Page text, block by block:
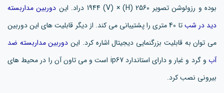
بوده و رزولوشن تصویر 2560 (H) × 1944 (V) دراد. این
دوربین مداربسته
دید در شب
تا 40 متری را پشتیبانی می کند. از دیگر قابلیت های این دوربین
می توان به قابلیت بزرگنمایی دیجیتال اشاره کرد. این دوربین مداربسته ضد
آب
و گرد و غبار و دارای استاندارد ip67 است و می تاون آن را در محیط های
بیرونی نصب کرد.